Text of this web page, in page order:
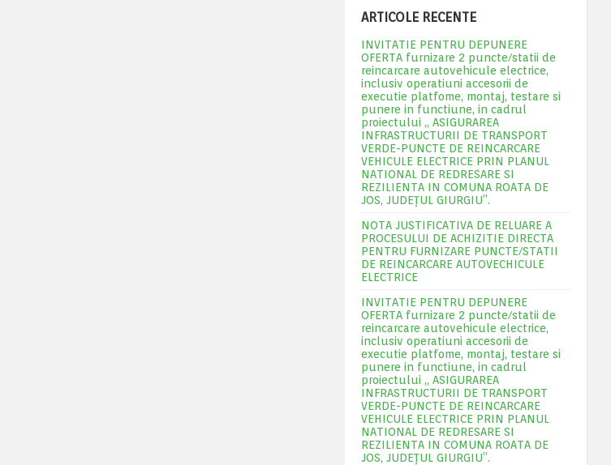
ARTICOLE RECENTE
INVITATIE PENTRU DEPUNERE
OFERTA furnizare 2 puncte/statii de
reincarcare autovehicule electrice,
inclusiv operatiuni accesorii de
executie platfome, montaj, testare si
punere in functiune, in cadrul
proiectului „ ASIGURAREA
INFRASTRUCTURII DE TRANSPORT
VERDE-PUNCTE DE REINCARCARE
VEHICULE ELECTRICE PRIN PLANUL
NATIONAL DE REDRESARE SI
REZILIENTA IN COMUNA ROATA DE
JOS, JUDEŢUL GIURGIU”.
NOTA JUSTIFICATIVA DE RELUARE A
PROCESULUI DE ACHIZITIE DIRECTA
PENTRU FURNIZARE PUNCTE/STATII
DE REINCARCARE AUTOVECHICULE
ELECTRICE
INVITATIE PENTRU DEPUNERE
OFERTA furnizare 2 puncte/statii de
reincarcare autovehicule electrice,
inclusiv operatiuni accesorii de
executie platfome, montaj, testare si
punere in functiune, in cadrul
proiectului „ ASIGURAREA
INFRASTRUCTURII DE TRANSPORT
VERDE-PUNCTE DE REINCARCARE
VEHICULE ELECTRICE PRIN PLANUL
NATIONAL DE REDRESARE SI
REZILIENTA IN COMUNA ROATA DE
JOS, JUDEŢUL GIURGIU”.